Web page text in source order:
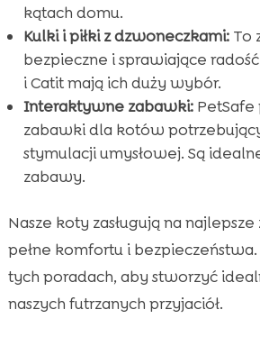
kątach domu.
Kulki i piłki z dzwoneczkami:To
bezpieczne i sprawiające
i Catit mają ich duży wybór.
Interaktywne zabawki:PetSafe
zabawki dla kotów
stymulacji umysłowej. Są
zabawy.
Nasze koty zasługują na
pełne komfortu i
tych poradach, aby stworzyć
naszych futrzanych przyjaciół.